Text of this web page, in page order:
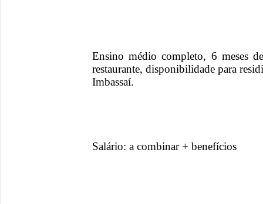
Ensino médio completo, 6 meses
restaurante, disponibilidade para
Imbassaí.
Salário: a combinar + benefícios